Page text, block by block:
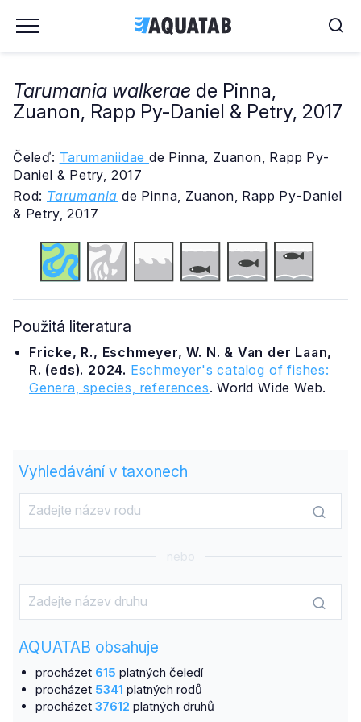
Tarumania walkerae de Pinna,
Zuanon, Rapp Py-Daniel & Petry, 2017
Čeleď: Tarumaniidaede Pinna, Zuanon, Rapp Py-
Daniel & Petry, 2017
Rod: Tarumania de Pinna, Zuanon, Rapp Py-Daniel
& Petry, 2017
Použitá literatura
Fricke, R., Eschmeyer, W. N. & Van der Laan,
R. (eds). 2024. Eschmeyer's catalog of fishes:
Genera, species, references. World Wide Web.
Vyhledávání v taxonech
nebo
AQUATAB obsahuje
procházet 615 platných čeledí
procházet 5341 platných rodů
procházet 37612 platných druhů